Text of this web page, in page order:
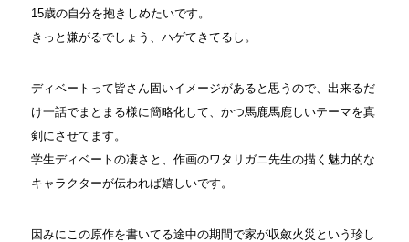
15歳の自分を抱きしめたいです。
きっと嫌がるでしょう、ハゲてきてるし。
ディベートって皆さん固いイメージがあると思うので、出来るだ
け一話でまとまる様に簡略化して、かつ馬鹿馬鹿しいテーマを真
剣にさせてます。
学生ディベートの凄さと、作画のワタリガニ先生の描く魅力的な
キャラクターが伝われば嬉しいです。
因みにこの原作を書いてる途中の期間で家が収斂火災という珍し